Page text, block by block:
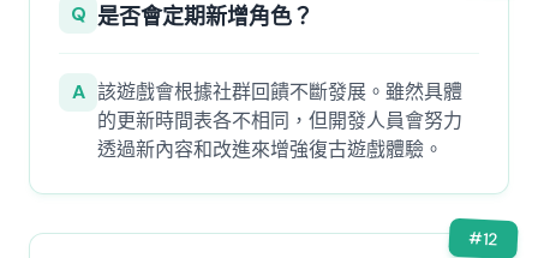
Q 是否會定期新增角色？
A 該遊戲會根據社群回饋不斷發展。雖然具體
的更新時間表各不相同，但開發人員會努力
透過新內容和改進來增強復古遊戲體驗。
#12